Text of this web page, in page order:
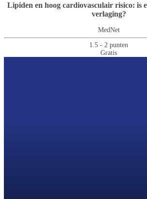
Lipiden en hoog cardiovasculair risico: is
verlaging?
MedNet
1.5 - 2 punten
Gratis